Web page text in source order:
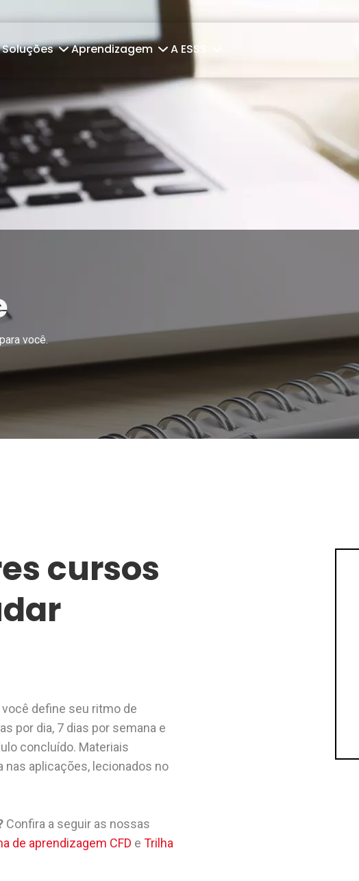
Soluções Aprendizagem A ESSS
você.
cursos
define seu ritmo de
por dia, 7 dias por semana e
concluído. Materiais
aplicações, lecionados no
Confira a seguir as nossas
de aprendizagem CFD e Trilha